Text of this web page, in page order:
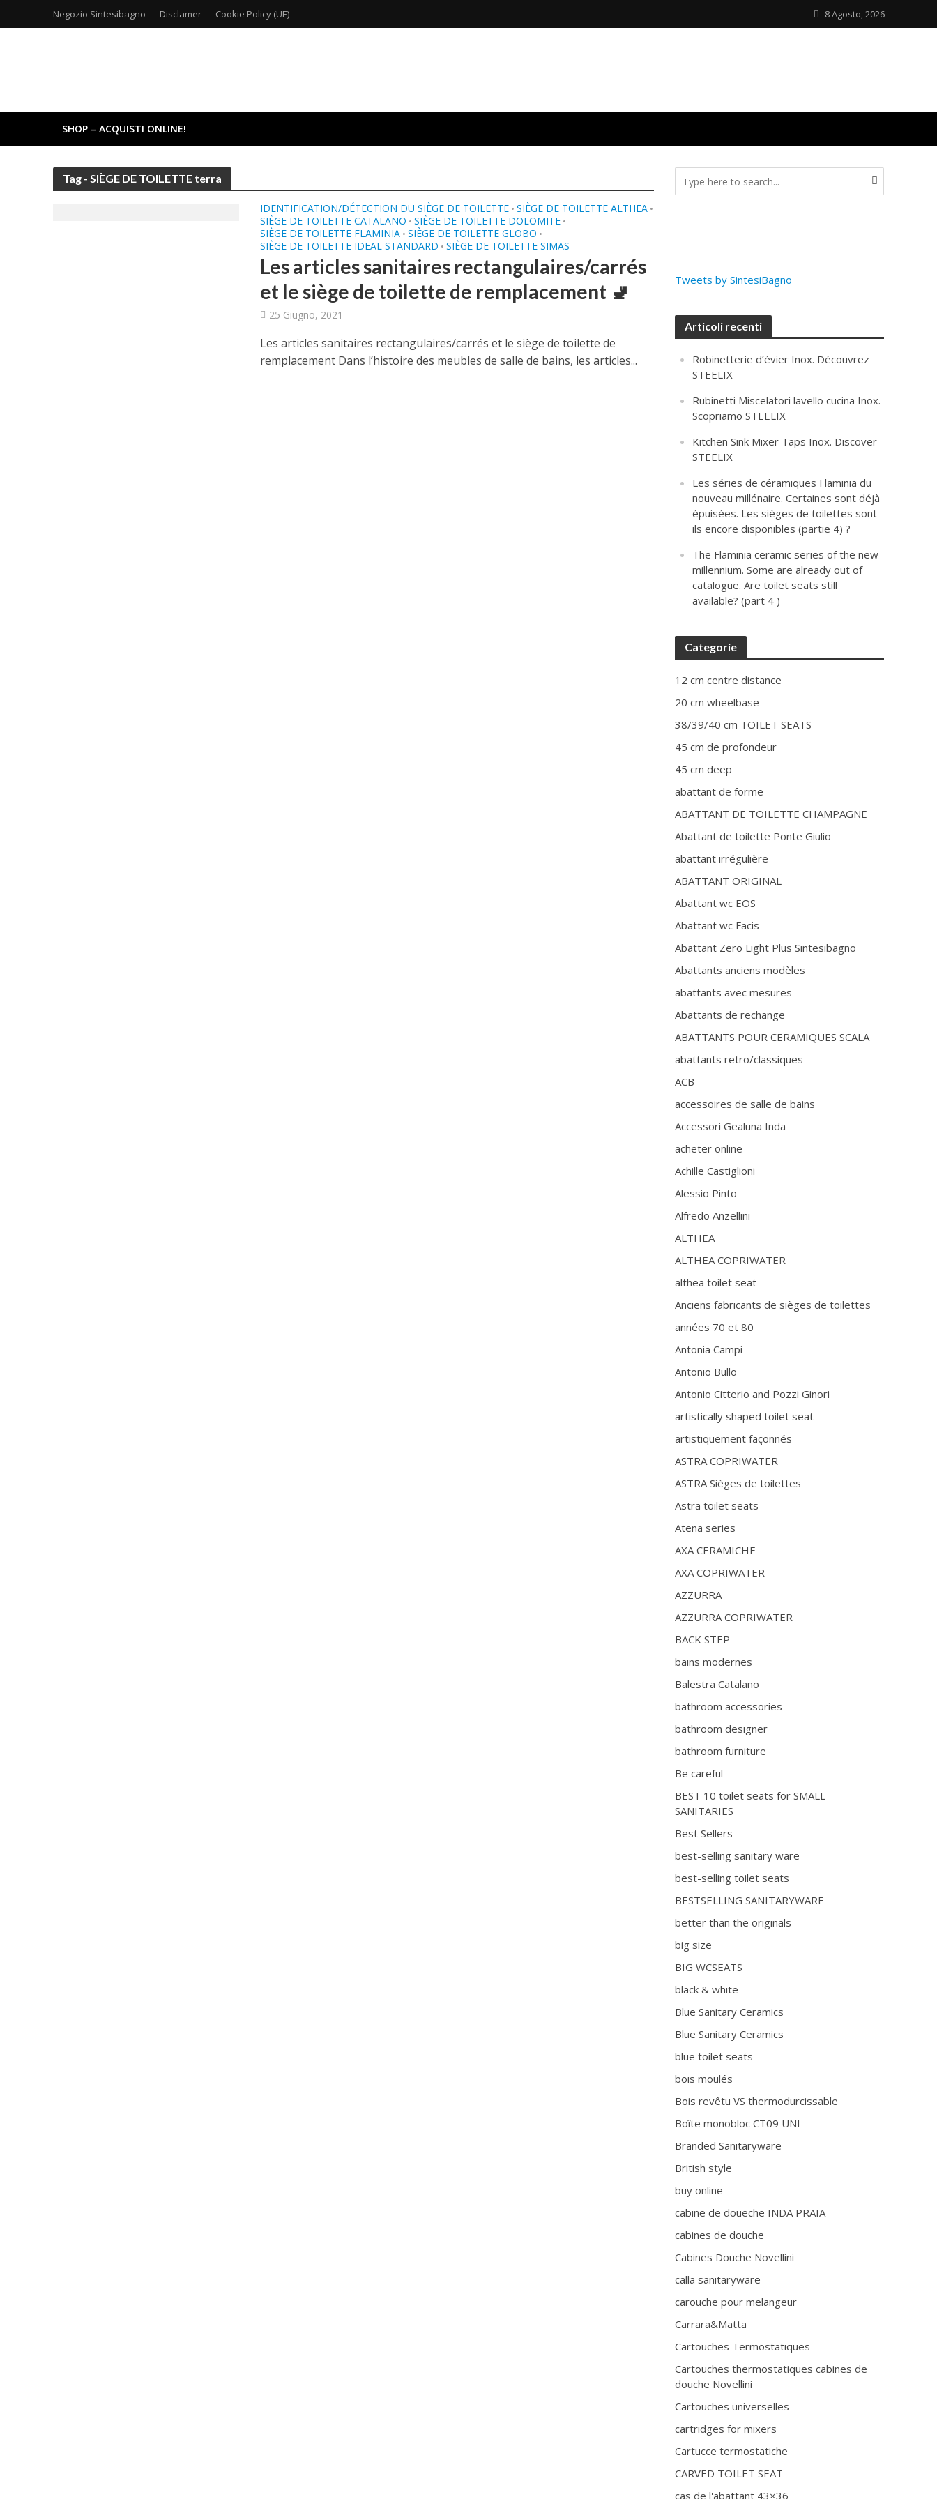
Negozio Sintesibagno Disclamer Cookie Policy (UE) 8 Agosto, 2026
SHOP – ACQUISTI ONLINE!
Tag - SIÈGE DE TOILETTE terra
IDENTIFICATION/DÉTECTION DU SIÈGE DE TOILETTE • SIÈGE DE TOILETTE ALTHEA •
SIÈGE DE TOILETTE CATALANO • SIÈGE DE TOILETTE DOLOMITE •
SIÈGE DE TOILETTE FLAMINIA • SIÈGE DE TOILETTE GLOBO •
SIÈGE DE TOILETTE IDEAL STANDARD • SIÈGE DE TOILETTE SIMAS
Les articles sanitaires rectangulaires/carrés
et le siège de toilette de remplacement 🚽
25 Giugno, 2021
Les articles sanitaires rectangulaires/carrés et le siège de toilette de
remplacement Dans l’histoire des meubles de salle de bains, les articles...
Tweets by SintesiBagno
Articoli recenti
Robinetterie d’évier Inox. Découvrez
STEELIX
Rubinetti Miscelatori lavello cucina Inox.
Scopriamo STEELIX
Kitchen Sink Mixer Taps Inox. Discover
STEELIX
Les séries de céramiques Flaminia du
nouveau millénaire. Certaines sont déjà
épuisées. Les sièges de toilettes sont-
ils encore disponibles (partie 4) ?
The Flaminia ceramic series of the new
millennium. Some are already out of
catalogue. Are toilet seats still
available? (part 4 )
Categorie
12 cm centre distance
20 cm wheelbase
38/39/40 cm TOILET SEATS
45 cm de profondeur
45 cm deep
abattant de forme
ABATTANT DE TOILETTE CHAMPAGNE
Abattant de toilette Ponte Giulio
abattant irrégulière
ABATTANT ORIGINAL
Abattant wc EOS
Abattant wc Facis
Abattant Zero Light Plus Sintesibagno
Abattants anciens modèles
abattants avec mesures
Abattants de rechange
ABATTANTS POUR CERAMIQUES SCALA
abattants retro/classiques
ACB
accessoires de salle de bains
Accessori Gealuna Inda
acheter online
Achille Castiglioni
Alessio Pinto
Alfredo Anzellini
ALTHEA
ALTHEA COPRIWATER
althea toilet seat
Anciens fabricants de sièges de toilettes
années 70 et 80
Antonia Campi
Antonio Bullo
Antonio Citterio and Pozzi Ginori
artistically shaped toilet seat
artistiquement façonnés
ASTRA COPRIWATER
ASTRA Sièges de toilettes
Astra toilet seats
Atena series
AXA CERAMICHE
AXA COPRIWATER
AZZURRA
AZZURRA COPRIWATER
BACK STEP
bains modernes
Balestra Catalano
bathroom accessories
bathroom designer
bathroom furniture
Be careful
BEST 10 toilet seats for SMALL
SANITARIES
Best Sellers
best-selling sanitary ware
best-selling toilet seats
BESTSELLING SANITARYWARE
better than the originals
big size
BIG WCSEATS
black & white
Blue Sanitary Ceramics
Blue Sanitary Ceramics
blue toilet seats
bois moulés
Bois revêtu VS thermodurcissable
Boîte monobloc CT09 UNI
Branded Sanitaryware
British style
buy online
cabine de doueche INDA PRAIA
cabines de douche
Cabines Douche Novellini
calla sanitaryware
carouche pour melangeur
Carrara&Matta
Cartouches Termostatiques
Cartouches thermostatiques cabines de
douche Novellini
Cartouches universelles
cartridges for mixers
Cartucce termostatiche
CARVED TOILET SEAT
cas de l'abattant 43×36